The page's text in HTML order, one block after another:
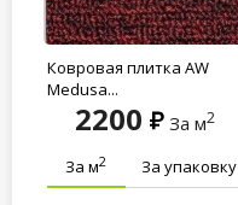
Ковровая плитка AW
Medusa...
2200 За м2
За м2 За упаковку